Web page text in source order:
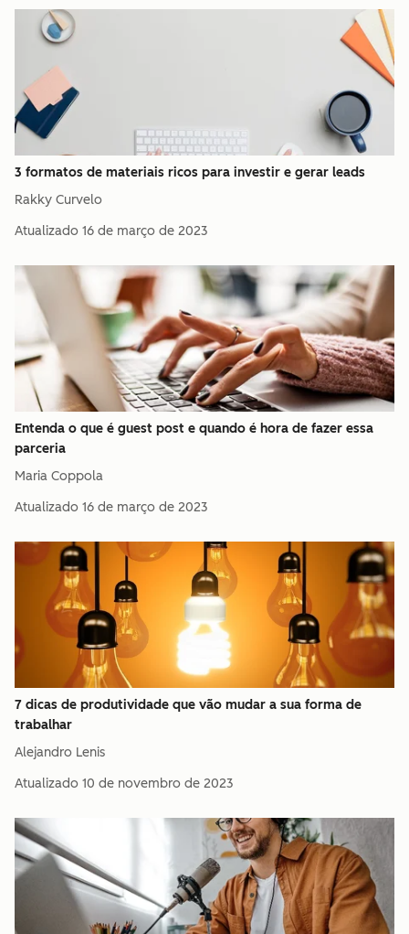
3 formatos de materiais ricos para investir e gerar leads
Rakky Curvelo
Atualizado 16 de março de 2023
Entenda o que é guest post e quando é hora de fazer essa
parceria
Maria Coppola
Atualizado 16 de março de 2023
7 dicas de produtividade que vão mudar a sua forma de
trabalhar
Alejandro Lenis
Atualizado 10 de novembro de 2023